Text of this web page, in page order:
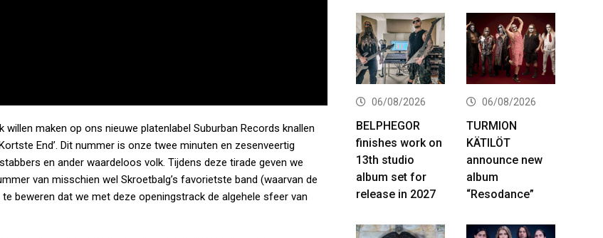
willen maken op ons nieuwe platenlabel Suburban Records knallen
End’. Dit nummer is onze twee minuten en zesenveertig
en ander waardeloos volk. Tijdens deze tirade geven we
van misschien wel Skroetbalg’s favorietste band (waarvan de
te beweren dat we met deze openingstrack de algehele sfeer van
06/08/2026
BELPHEGOR
finishes work on
13th studio
album set for
release in 2027
06/08/2026
TURMION
KÄTILÖT
announce new
album
“Resodance”